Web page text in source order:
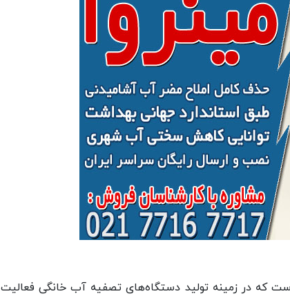
که در زمینه تولید دستگاه‌های تصفیه آب خانگی فعالیت